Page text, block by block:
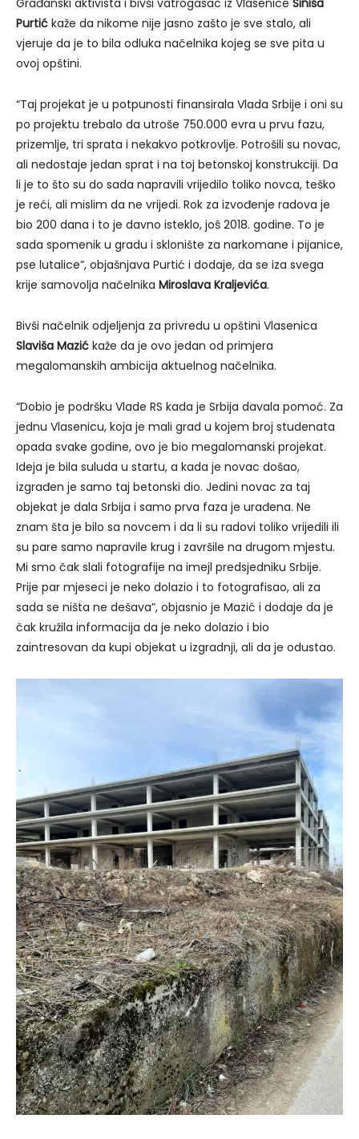
Purtić kaže da nikome nije jasno zašto je sve stalo, ali
vjeruje da je to bila odluka načelnika kojeg se sve pita u
ovoj opštini.
“Taj projekat je u potpunosti finansirala Vlada Srbije i oni su
po projektu trebalo da utroše 750.000 evra u prvu fazu,
prizemlje, tri sprata i nekakvo potkrovlje. Potrošili su novac,
ali nedostaje jedan sprat i na toj betonskoj konstrukciji. Da
li je to što su do sada napravili vrijedilo toliko novca, teško
je reći, ali mislim da ne vrijedi. Rok za izvođenje radova je
bio 200 dana i to je davno isteklo, još 2018. godine. To je
sada spomenik u gradu i sklonište za narkomane i pijanice,
pse lutalice”, objašnjava Purtić i dodaje, da se iza svega
krije samovolja načelnika Miroslava Kraljevića.
Bivši načelnik odjeljenja za privredu u opštini Vlasenica
Slaviša Mazić kaže da je ovo jedan od primjera
megalomanskih ambicija aktuelnog načelnika.
“Dobio je podršku Vlade RS kada je Srbija davala pomoć. Za
jednu Vlasenicu, koja je mali grad u kojem broj studenata
opada svake godine, ovo je bio megalomanski projekat.
Ideja je bila suluda u startu, a kada je novac došao,
izgrađen je samo taj betonski dio. Jedini novac za taj
objekat je dala Srbija i samo prva faza je urađena. Ne
znam šta je bilo sa novcem i da li su radovi toliko vrijedili ili
su pare samo napravile krug i završile na drugom mjestu.
Mi smo čak slali fotografije na imejl predsjedniku Srbije.
Prije par mjeseci je neko dolazio i to fotografisao, ali za
sada se ništa ne dešava”, objasnio je Mazić i dodaje da je
čak kružila informacija da je neko dolazio i bio
zaintresovan da kupi objekat u izgradnji, ali da je odustao.